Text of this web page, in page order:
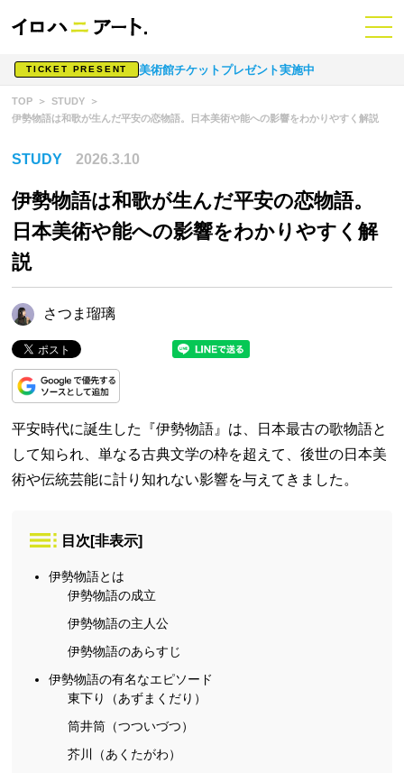
TICKET PRESENT 美術館チケットプレゼント実施中
TOP
STUDY
伊勢物語は和歌が生んだ平安の恋物語。日本美術や能への影響をわかりやすく解説
STUDY 2026.3.10
伊勢物語は和歌が生んだ平安の恋物語。
日本美術や能への影響をわかりやすく解
説
さつま瑠璃
平安時代に誕生した『伊勢物語』は、日本最古の歌物語と
して知られ、単なる古典文学の枠を超えて、後世の日本美
術や伝統芸能に計り知れない影響を与えてきました。
目次 [非表示]
伊勢物語とは
伊勢物語の成立
伊勢物語の主人公
伊勢物語のあらすじ
伊勢物語の有名なエピソード
東下り（あずまくだり）
筒井筒（つついづつ）
芥川（あくたがわ）